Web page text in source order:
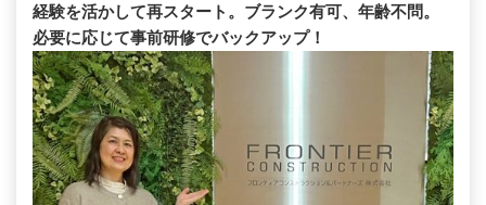
経験を活かして再スタート。ブランク有可、年齢不問。
必要に応じて事前研修でバックアップ！